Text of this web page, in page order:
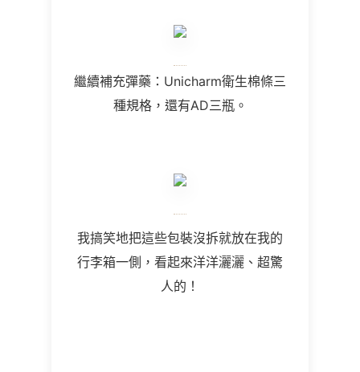
繼續補充彈藥：Unicharm衛生棉條三
種規格，還有AD三瓶。
我搞笑地把這些包裝沒拆就放在我的
行李箱一側，看起來洋洋灑灑、超驚
人的！